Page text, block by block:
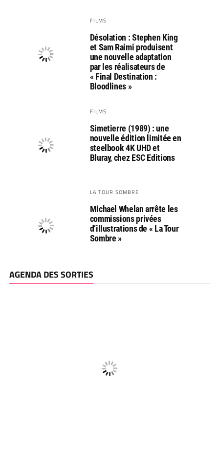
FILMS
Désolation : Stephen King
et Sam Raimi produisent
une nouvelle adaptation
par les réalisateurs de
« Final Destination :
Bloodlines »
FILMS
Simetierre (1989) : une
nouvelle édition limitée en
steelbook 4K UHD et
Bluray, chez ESC Editions
LA TOUR SOMBRE
Michael Whelan arrête les
commissions privées
d’illustrations de « La Tour
Sombre »
AGENDA DES SORTIES